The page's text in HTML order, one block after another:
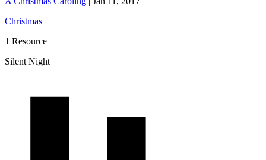
Christmas
1 Resource
Silent Night